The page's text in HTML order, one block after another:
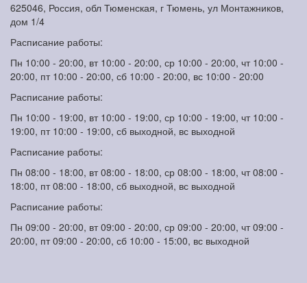
625046, Россия, обл Тюменская, г Тюмень, ул Монтажников,
дом 1/4
Расписание работы:
Пн 10:00 - 20:00, вт 10:00 - 20:00, ср 10:00 - 20:00, чт 10:00 -
20:00, пт 10:00 - 20:00, сб 10:00 - 20:00, вс 10:00 - 20:00
Расписание работы:
Пн 10:00 - 19:00, вт 10:00 - 19:00, ср 10:00 - 19:00, чт 10:00 -
19:00, пт 10:00 - 19:00, сб выходной, вс выходной
Расписание работы:
Пн 08:00 - 18:00, вт 08:00 - 18:00, ср 08:00 - 18:00, чт 08:00 -
18:00, пт 08:00 - 18:00, сб выходной, вс выходной
Расписание работы:
Пн 09:00 - 20:00, вт 09:00 - 20:00, ср 09:00 - 20:00, чт 09:00 -
20:00, пт 09:00 - 20:00, сб 10:00 - 15:00, вс выходной